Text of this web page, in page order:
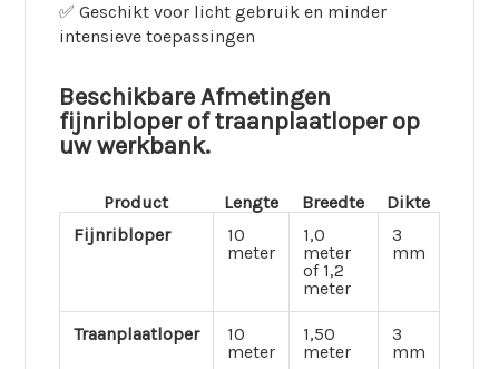
✅ Geschikt voor licht gebruik en minder
intensieve toepassingen
Beschikbare Afmetingen
fijnribloper of traanplaatloper op
uw werkbank.
Product Lengte Breedte
Dikte
Fijnribloper
10
meter
1,0
meter
of 1,2
meter
3
mm
Traanplaatloper
10
meter
1,50
meter
3
mm